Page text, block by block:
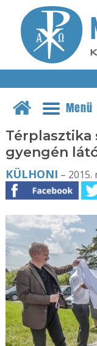
Menü
Térplasztika
gyengén
KÜLHONI –